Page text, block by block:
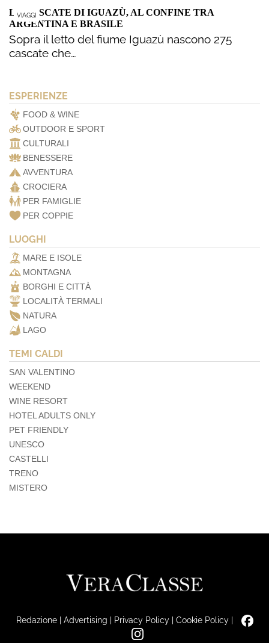
VIAGGI
LE CASCATE DI IGUAZÙ, AL CONFINE TRA
ARGENTINA E BRASILE
Sopra il letto del fiume Iguazù nascono 275
cascate che…
ESPERIENZE
FOOD & WINE
OUTDOOR E SPORT
CULTURALI
BENESSERE
AVVENTURA
CROCIERA
PER FAMIGLIE
PER COPPIE
LUOGHI
MARE E ISOLE
MONTAGNA
BORGHI E CITTÀ
LOCALITÀ TERMALI
NATURA
LAGO
TEMI CALDI
SAN VALENTINO
WEEKEND
WINE RESORT
HOTEL ADULTS ONLY
PET FRIENDLY
UNESCO
CASTELLI
TRENO
MISTERO
Redazione| Advertising | Privacy Policy| Cookie Policy|